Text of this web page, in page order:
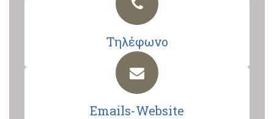
Τηλέφωνο
Emails-Website